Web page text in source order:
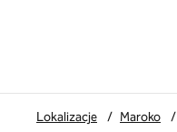
Lokalizacje / Maroko /